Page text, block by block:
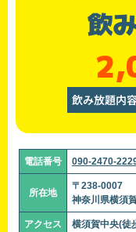
飲
飲み放題内
電話番号 090-2470-
所在地
〒238-0007
神奈川県横須
アクセス 横須賀中央(徒